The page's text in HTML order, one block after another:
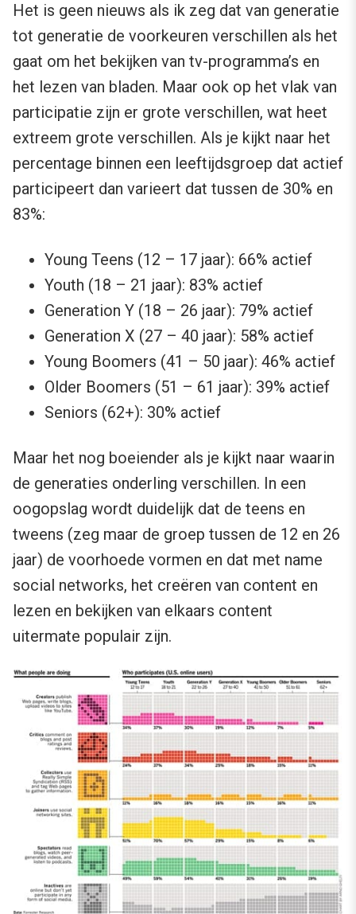
Het is geen nieuws als ik zeg dat van generatie
tot generatie de voorkeuren verschillen als het
gaat om het bekijken van tv-programma’s en
het lezen van bladen. Maar ook op het vlak van
participatie zijn er grote verschillen, wat heet
extreem grote verschillen. Als je kijkt naar het
percentage binnen een leeftijdsgroep dat actief
participeert dan varieert dat tussen de 30% en
83%:
Young Teens (12 – 17 jaar): 66% actief
Youth (18 – 21 jaar): 83% actief
Generation Y (18 – 26 jaar): 79% actief
Generation X (27 – 40 jaar): 58% actief
Young Boomers (41 – 50 jaar): 46% actief
Older Boomers (51 – 61 jaar): 39% actief
Seniors (62+): 30% actief
Maar het nog boeiender als je kijkt naar waarin
de generaties onderling verschillen. In een
oogopslag wordt duidelijk dat de teens en
tweens (zeg maar de groep tussen de 12 en 26
jaar) de voorhoede vormen en dat met name
social networks, het creëren van content en
lezen en bekijken van elkaars content
uitermate populair zijn.